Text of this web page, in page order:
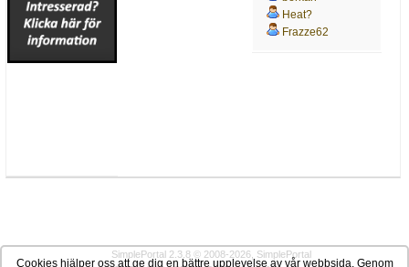
Heat?
Frazze62
SimplePortal 2.3.8 © 2008-2026, SimplePortal
Cookies hjälper oss att ge dig en bättre upplevelse av vår webbsida. Genom